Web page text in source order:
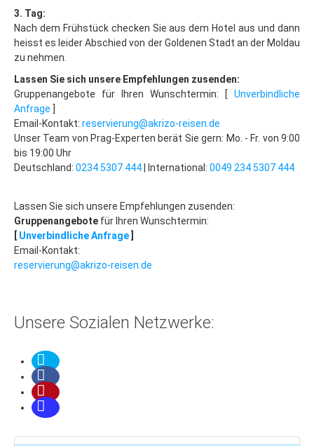
Hotel-Tipps
Last Minute
Zelezna Ruda
Isergebirge
Last Minute
Bedrichov
Janov
Albrechtice
Adlergebirge
Beskiden
Schneeinfo
Silvester
3. Tag:
Nach dem Frühstück checken Sie aus dem Hotel aus und dann
heisst es leider Abschied von der Goldenen Stadt an der Moldau
zu nehmen.
Lassen Sie sich unsere Empfehlungen zusenden:
Gruppenangebote für Ihren Wunschtermin: [ Unverbindliche
Anfrage
Email-Kontakt: reservierung@akrizo-reisen.de
Unser Team von Prag-Experten berät Sie gern: Mo. - Fr. von 9:00
bis 19:00 Uhr
Deutschland: 0234 5307 444 | International: 0049 234 5307 444
Lassen Sie sich unsere Empfehlungen zusenden:
Gruppenangebote für Ihren Wunschtermin:
Unverbindliche Anfrage
Email-Kontakt:
reservierung@akrizo-reisen.de
Unsere Sozialen Netzwerke: